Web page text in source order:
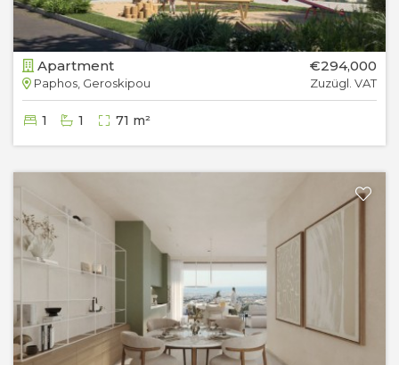
Apartment
Paphos, Geroskipou
€294,000
Zuzügl. VAT
1 1 71 m²